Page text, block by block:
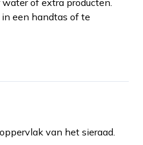
een handtas of te
van het sieraad.